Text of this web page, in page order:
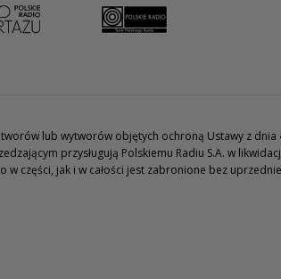
lub wytworów objętych ochroną Ustawy z dnia
przysługują Polskiemu Radiu S.A. w
części, jak i w całości jest zabronione bez